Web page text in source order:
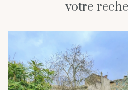
votre